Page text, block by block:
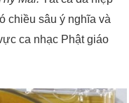
chiều sâu ý nghĩa và
ca nhạc Phật giáo